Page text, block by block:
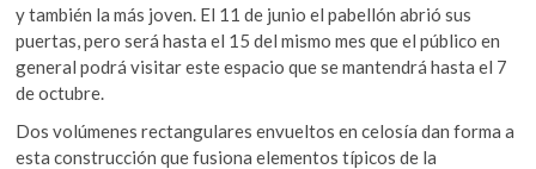
y también la más joven. El 11 de junio el pabellón abrió sus
puertas, pero será hasta el 15 del mismo mes que el público en
general podrá visitar este espacio que se mantendrá hasta el 7
de octubre.
Dos volúmenes rectangulares envueltos en celosía dan forma a
esta construcción que fusiona elementos típicos de la